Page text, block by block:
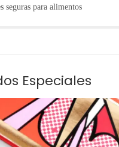
seguras para alimentos
Especiales